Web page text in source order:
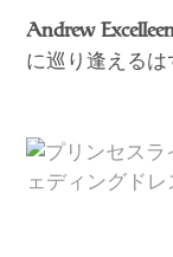
Andrew
に巡り逢えるは